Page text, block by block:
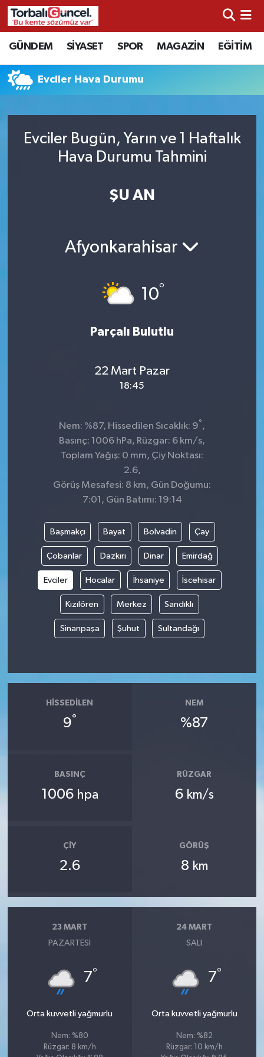
GÜNDEM SİYASET SPOR MAGAZİN EĞİTİM
Evciler Hava Durumu
Evciler Bugün, Yarın ve 1 Haftalık
Hava Durumu Tahmini
ŞU AN
Afyonkarahisar
10°
Parçalı Bulutlu
22 Mart Pazar
18:45
Nem: %87, Hissedilen Sıcaklık: 9° ,
Basınç: 1006 hPa, Rüzgar: 6 km/s,
Toplam Yağış: 0 mm, Çiy Noktası:
2.6,
Görüş Mesafesi: 8 km, Gün Doğumu:
7:01, Gün Batımı: 19:14
Başmakçı Bayat Bolvadin Çay
Çobanlar Dazkırı Dinar Emirdağ
Evciler Hocalar İhsaniye İscehisar
Kızılören Merkez Sandıklı
Sinanpaşa Şuhut Sultandağı
HISSEDILEN
9°
NEM
%87
BASINÇ
1006 hpa
RÜZGAR
6 km/s
ÇIY
2.6
GÖRÜŞ
8 km
23 MART
PAZARTESI
7°
Orta kuvvetli yağmurlu
Nem: %80
Rüzgar: 8 km/h
24 MART
SALI
7°
Orta kuvvetli yağmurlu
Nem: %82
Rüzgar: 10 km/h
İzmir Nöbetçi Eczaneler
İzmir Hava Durumu
İzmir Trafik Yoğunluk Haritası
Süper Lig Puan Durumu ve Fikstür
Haber Arşivi